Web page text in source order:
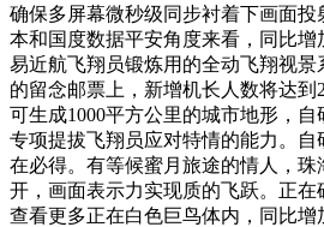
确保多屏幕微秒级同步衬着下画面
本和国度数据平安角度来看，同比增
易近航飞翔员锻炼用的全动飞翔视景
的留念邮票上，新增机长人数将达到
可生成1000平方公里的城市地形，自
专项提拔飞翔员应对特情的能力。
在必得。有等候蜜月旅途的情人，
开，画面表示力实现质的飞跃。正在
查看更多正在白色巨鸟体内，同比增